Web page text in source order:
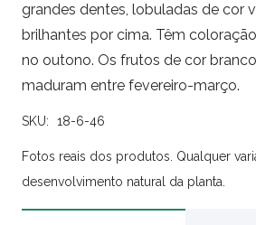
grandes dentes, lobuladas de cor
brilhantes por cima. Têm
no outono. Os frutos de cor
maduram entre fevereiro-março.
SKU: 18-6-46
Fotos reais dos produtos. Qualquer
desenvolvimento natural da planta.